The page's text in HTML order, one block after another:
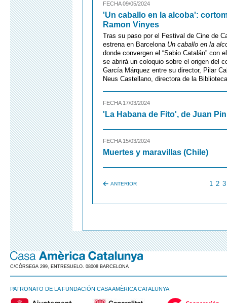
FECHA 09/05/2024
'Un caballo en la alcoba':
Ramon Vinyes
Tras su paso por el Festival de Cine de
estrena en Barcelona Un caballo en la
donde convergen el “Sabio Catalán” con
se abrirá un coloquio sobre el origen del
García Márquez entre su director, Pilar
Neus Castellano, directora de la
FECHA 17/03/2024
'La Habana de Fito', de Juan
FECHA 15/03/2024
Muertes y maravillas (Chile)
ANTERIOR 1 2 3
C/CÒRSEGA 299, ENTRESUELO. 08008 BARCELONA
PATRONATO DE LA FUNDACIÓN CASA AMÈRICA CATALUNYA